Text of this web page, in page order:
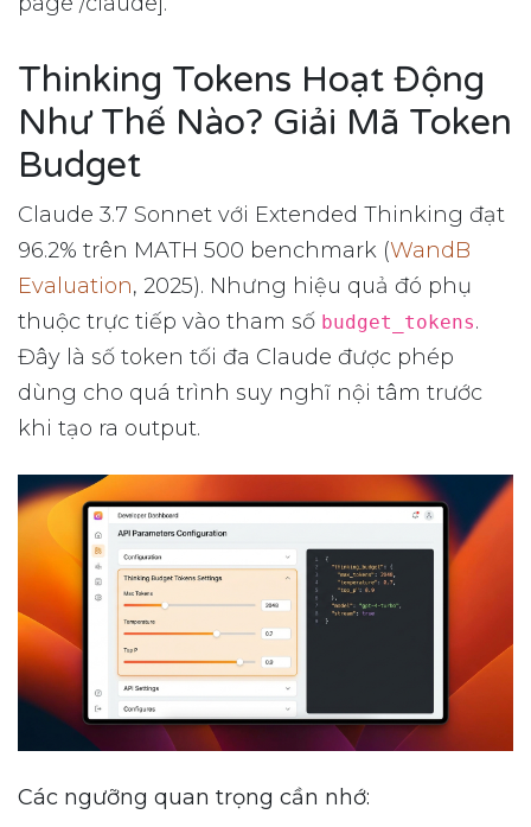
Thinking Tokens Hoạt Động
Như Thế Nào? Giải Mã Token
Budget
Claude 3.7 Sonnet với Extended Thinking đạt
96.2% trên MATH 500 benchmark (WandB
Evaluation, 2025). Nhưng hiệu quả đó phụ
thuộc trực tiếp vào tham số budget_tokens.
Đây là số token tối đa Claude được phép
dùng cho quá trình suy nghĩ nội tâm trước
khi tạo ra output.
Các ngưỡng quan trọng cần nhớ: